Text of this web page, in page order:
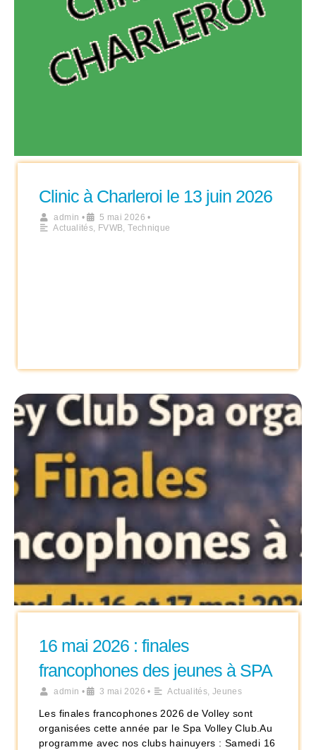
Clinic à Charleroi le 13 juin 2026
admin • 5 mai 2026 •
Actualités, FVWB,Technique
16 mai 2026 : finales
francophones des jeunes à SPA
admin • 3 mai 2026 • Actualités, Jeunes
Les finales francophones 2026 de Volley sont
organisées cette année par le Spa Volley Club.Au
programme avec nos clubs hainuyers : Samedi 16